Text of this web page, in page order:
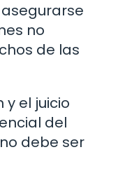
no
de las
y el juicio
del
debe ser